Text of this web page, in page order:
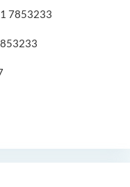
7853233